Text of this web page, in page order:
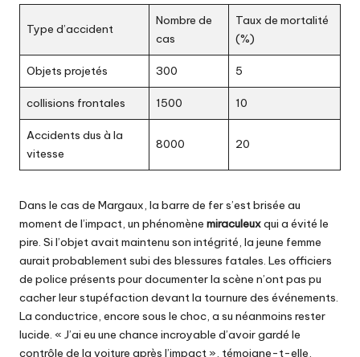
Type d’accident
Nombre de
cas
Taux de mortalité
(%)
Objets projetés 300 5
collisions frontales 1500 10
Accidents dus à la
vitesse
8000 20
Dans le cas de Margaux, la barre de fer s’est brisée au
moment de l’impact, un phénomène miraculeuxqui a évité le
pire. Si l’objet avait maintenu son intégrité, la jeune femme
aurait probablement subi des blessures fatales. Les officiers
de police présents pour documenter la scène n’ont pas pu
cacher leur stupéfaction devant la tournure des événements.
La conductrice, encore sous le choc, a su néanmoins rester
lucide. « J’ai eu une chance incroyable d’avoir gardé le
contrôle de la voiture après l’impact », témoigne-t-elle,